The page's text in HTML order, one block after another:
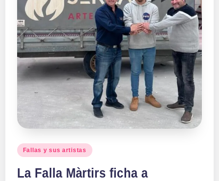
Publicado
Fallas y sus artistas
La Falla Màrtirs ficha a